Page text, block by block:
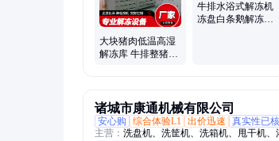
大块猪肉低温高湿
解冻库 牛排整猪整
牛排水浴式解冻机
冻盘白条鹅解冻设
诸城市康通机械有限公司
安心购
综合体验L1 出价迅速 真实性已
主营： 洗盘机、洗筐机、洗箱机、甩干机